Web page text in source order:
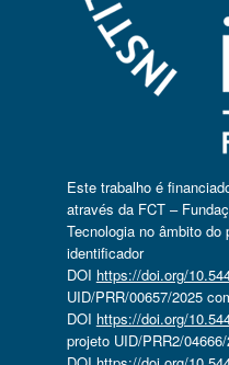
Este trabalho é
através da FCT –
Tecnologia no âmbito do
identificador
DOI https://doi.org/
UID/PRR/00657/2025
DOI https://doi.org/
projeto UID/PRR2/